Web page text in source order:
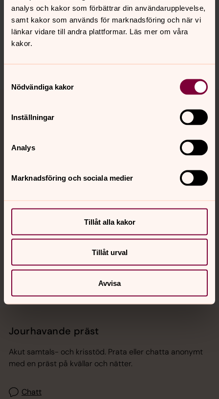
analys och kakor som förbättrar din användarupplevelse,
samt kakor som används för marknadsföring och när vi
länkar vidare till andra plattformar. Läs mer om våra
kakor.
Nödvändiga kakor
Inställningar
Analys
Marknadsföring och sociala medier
Tillåt alla kakor
Tillåt urval
Avvisa
innehåll?
berga.pastorat@svenskakyrkan.se
Dela
Tillbaka till toppen
Tillbaka till innehållet
Kontakt
Kalender
Jourhavande präst
Akut samtals- och krisstöd. Prata eller chatta anonymt
med en präst på kvällar och nätter.
Chatt